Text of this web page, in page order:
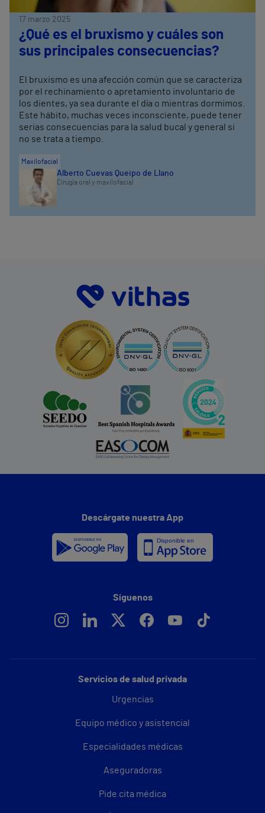
17 marzo 2025
¿Qué es el bruxismo y cuáles son
sus principales consecuencias?
El bruxismo es una afección común que se caracteriza
por el rechinamiento o apretamiento involuntario de
los dientes, ya sea durante el día o mientras dormimos.
Este hábito, muchas veces inconsciente, puede tener
serias consecuencias para la salud bucal y general si
no se trata a tiempo.
Maxilofacial
Alberto Cuevas Queipo de Llano
Cirugía oral y maxilofacial
Servicios de salud privada
Urgencias
Equipo médico y asistencial
Especialidades médicas
Aseguradoras
Pide cita médica
Descárgate nuestra App
Síguenos